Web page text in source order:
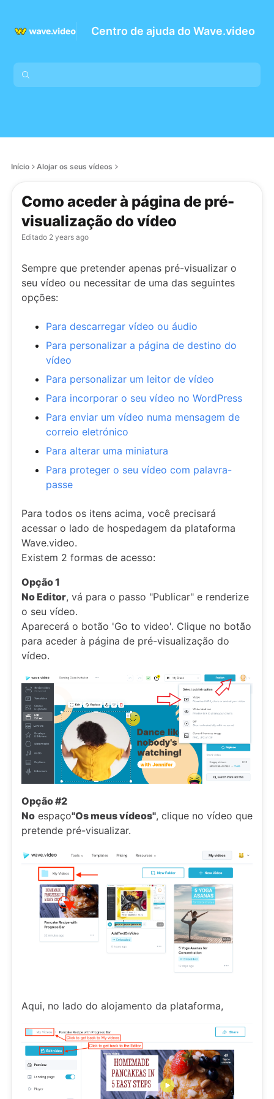
Centro de ajuda do Wave.video
Início Alojar os seus vídeos
Como aceder à página de pré-
visualização do vídeo
Editado 2 years ago
Sempre que pretender apenas pré-visualizar o
seu vídeo ou necessitar de uma das seguintes
opções:
Para descarregar vídeo ou áudio
Para personalizar a página de destino do
vídeo
Para personalizar um leitor de vídeo
Para incorporar o seu vídeo no WordPress
Para enviar um vídeo numa mensagem de
correio eletrónico
Para alterar uma miniatura
Para proteger o seu vídeo com palavra-
passe
Para todos os itens acima, você precisará
acessar o lado de hospedagem da plataforma
Wave.video.
Existem 2 formas de acesso:
Opção 1
No Editor, vá para o passo "Publicar" e renderize
o seu vídeo.
Aparecerá o botão 'Go to video'. Clique no botão
para aceder à página de pré-visualização do
vídeo.
Opção #2
No espaço"Os meus vídeos", clique no vídeo que
pretende pré-visualizar.
Aqui, no lado do alojamento da plataforma,